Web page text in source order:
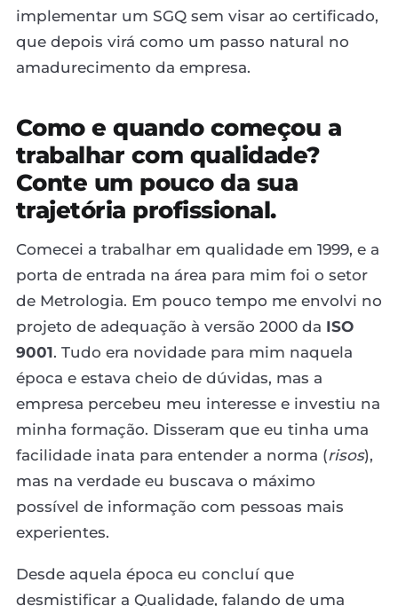
implementar um SGQ sem visar ao certificado,
que depois virá como um passo natural no
amadurecimento da empresa.
Como e quando começou a
trabalhar com qualidade?
Conte um pouco da sua
trajetória profissional.
Comecei a trabalhar em qualidade em 1999, e a
porta de entrada na área para mim foi o setor
de Metrologia. Em pouco tempo me envolvi no
projeto de adequação à versão 2000 da ISO
9001. Tudo era novidade para mim naquela
época e estava cheio de dúvidas, mas a
empresa percebeu meu interesse e investiu na
minha formação. Disseram que eu tinha uma
facilidade inata para entender a norma (risos),
mas na verdade eu buscava o máximo
possível de informação com pessoas mais
experientes.
Desde aquela época eu concluí que
desmistificar a Qualidade, falando de uma